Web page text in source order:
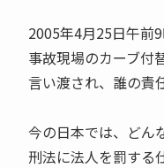
2005年4月25日午前9
事故現場のカーブ付
言い渡され、誰の責
今の日本では、どん
刑法に法人を罰する